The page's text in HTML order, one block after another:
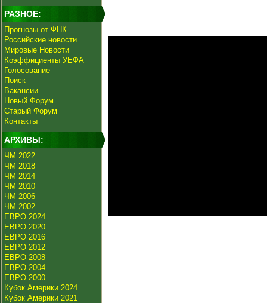
РАЗНОЕ:
Прогнозы от ФНК
Российские новости
Мировые Новости
Коэффициенты УЕФА
Голосование
Поиск
Вакансии
Новый Форум
Старый Форум
Контакты
АРХИВЫ:
ЧМ 2022
ЧМ 2018
ЧМ 2014
ЧМ 2010
ЧМ 2006
ЧМ 2002
ЕВРО 2024
ЕВРО 2020
ЕВРО 2016
ЕВРО 2012
ЕВРО 2008
ЕВРО 2004
ЕВРО 2000
Кубок Америки 2024
Кубок Америки 2021